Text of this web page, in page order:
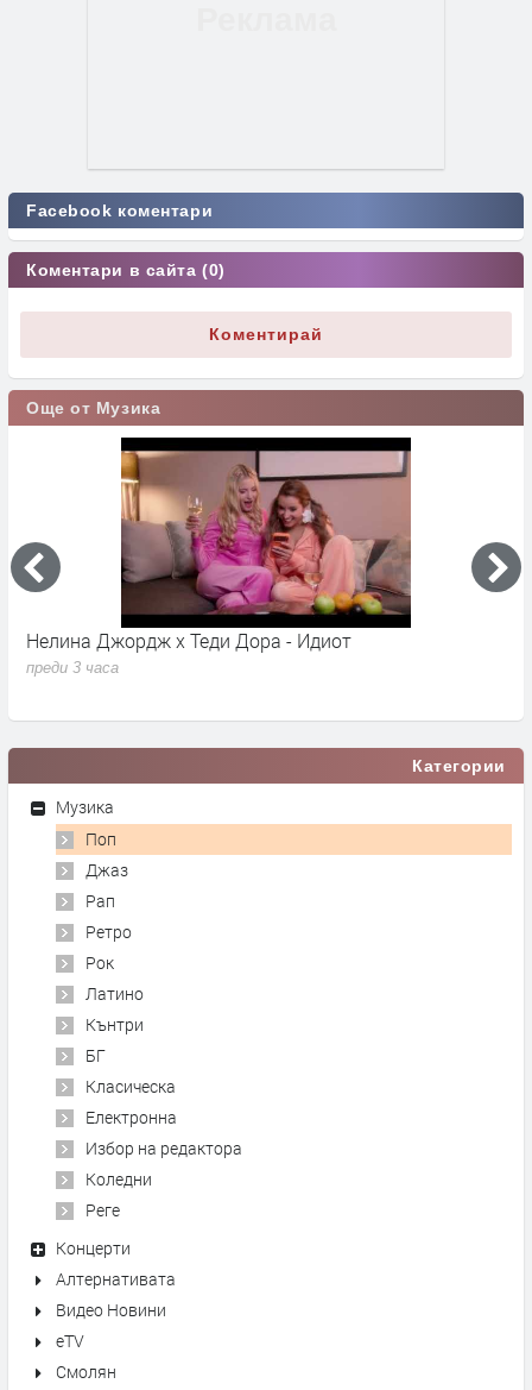
Facebook коментари
Коментари в сайта (0)
Коментирай
Още от Музика
Нелина Джордж x Теди Дора - Идиот
преди 3 часа
Категории
Музика
Поп
Джаз
Рап
Ретро
Рок
Латино
Кънтри
БГ
Класическа
Електронна
Избор на редактора
Коледни
Реге
Концерти
Алтернативата
Видео Новини
eTV
Смолян